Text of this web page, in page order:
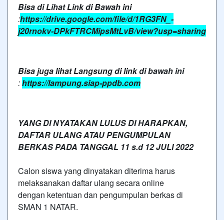
Bisa di Lihat Link di Bawah ini
:https://drive.google.com/file/d/1RG3FN_-
j20rnokv-DPkFTRCMipsMtLvB/view?usp=sharing
Bisa juga lihat Langsung di link di bawah ini
:https://lampung.siap-ppdb.com
YANG DI NYATAKAN LULUS DI HARAPKAN,
DAFTAR ULANG ATAU PENGUMPULAN
BERKAS PADA TANGGAL 11 s.d 12 JULI 2022
Calon siswa yang dinyatakan diterima harus
melaksanakan daftar ulang secara online
dengan ketentuan dan pengumpulan berkas di
SMAN 1 NATAR.